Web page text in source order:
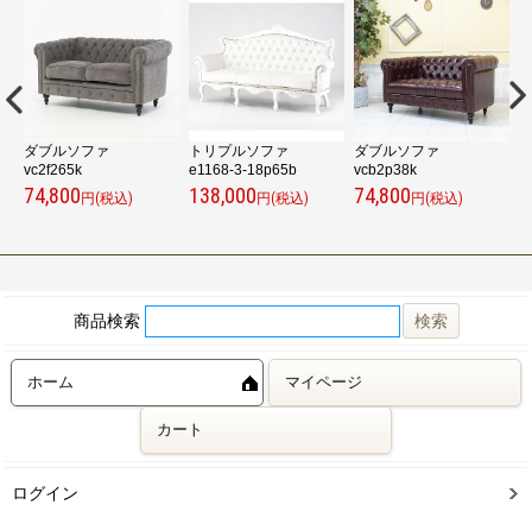
ダブルソファ
vc2f265k
74,800 円(税込)
トリプルソファ
e1168-3-18p65b
138,000 円(税込)
ダブルソファ
vcb2p38k
74,800 円(税込)
商品検索
ホーム マイページ
カート
ログイン